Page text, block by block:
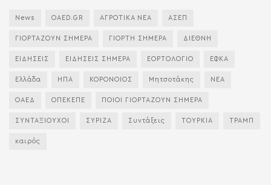
News OAED.GR ΑΓΡΟΤΙΚΑ ΝΕΑ ΑΣΕΠ
ΓΙΟΡΤΑΖΟΥΝ ΣΗΜΕΡΑ ΓΙΟΡΤΗ ΣΗΜΕΡΑ ΔΙΕΘΝΗ
ΕΙΔΗΣΕΙΣ ΕΙΔΗΣΕΙΣ ΣΗΜΕΡΑ ΕΟΡΤΟΛΟΓΙΟ ΕΦΚΑ
Ελλάδα ΗΠΑ ΚΟΡΟΝΟΙΟΣ Μητσοτάκης ΝΕΑ
ΟΑΕΔ ΟΠΕΚΕΠΕ ΠΟΙΟΙ ΓΙΟΡΤΑΖΟΥΝ ΣΗΜΕΡΑ
ΣΥΝΤΑΞΙΟΥΧΟΙ ΣΥΡΙΖΑ Συντάξεις ΤΟΥΡΚΙΑ ΤΡΑΜΠ
καιρός